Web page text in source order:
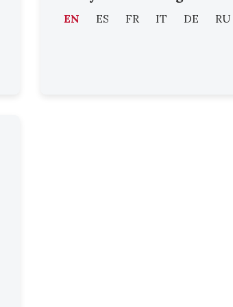
EN ES FR IT DE RU